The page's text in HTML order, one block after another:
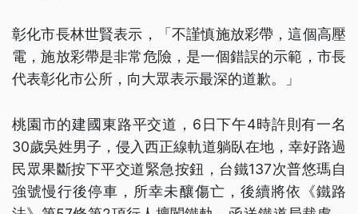
彰化市長林世賢表示，「不謹慎施放彩帶，這個高壓
電，施放彩帶是非常危險，是一個錯誤的示範，市長
代表彰化市公所，向大眾表示最深的道歉。」
桃園市的建國東路平交道，6日下午4時許則有一名
30歲吳姓男子，侵入西正線軌道躺臥在地，幸好路過
民眾果斷按下平交道緊急按鈕，台鐵137次普悠瑪自
強號慢行後停車，所幸未釀傷亡，後續將依《鐵路